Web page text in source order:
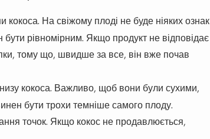
На свіжому плоді не буде ніяких ознак
бути рівномірним. Якщо продукт не відповідає
тому що, швидше за все, він вже почав
кокоса. Важливо, щоб вони були сухими,
бути трохи темніше самого плоду.
точок. Якщо кокос не продавлюється,